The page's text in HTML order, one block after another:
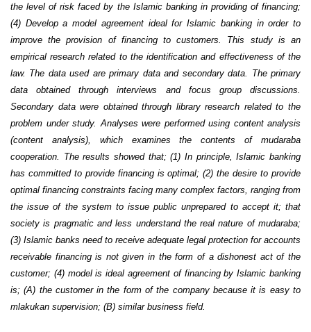
the level of risk faced by the Islamic banking in providing of financing;
(4) Develop a model agreement ideal for Islamic banking in order to
improve the provision of financing to customers. This study is an
empirical research related to the identification and effectiveness of the
law. The data used are primary data and secondary data. The primary
data obtained through interviews and focus group discussions.
Secondary data were obtained through library research related to the
problem under study. Analyses were performed using content analysis
(content analysis), which examines the contents of mudaraba
cooperation. The results showed that; (1) In principle, Islamic banking
has committed to provide financing is optimal; (2) the desire to provide
optimal financing constraints facing many complex factors, ranging from
the issue of the system to issue public unprepared to accept it; that
society is pragmatic and less understand the real nature of mudaraba;
(3) Islamic banks need to receive adequate legal protection for accounts
receivable financing is not given in the form of a dishonest act of the
customer; (4) model is ideal agreement of financing by Islamic banking
is; (A) the customer in the form of the company because it is easy to
mlakukan supervision; (B) similar business field.